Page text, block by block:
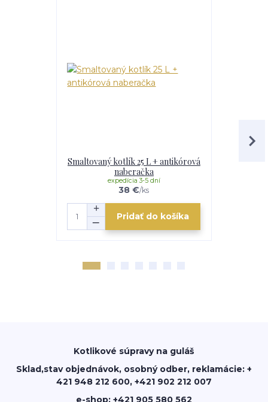
Smaltovaný kotlík 25 L + antikórová
naberačka
38 €/ks
expedícia 3-5 dní
Pridať do košíka
Kotlikové súpravy na guláš
Sklad,stav objednávok, osobný odber, reklamácie: +
421 948 212 600, +421 902 212 007
e-shop: +421 905 580 562